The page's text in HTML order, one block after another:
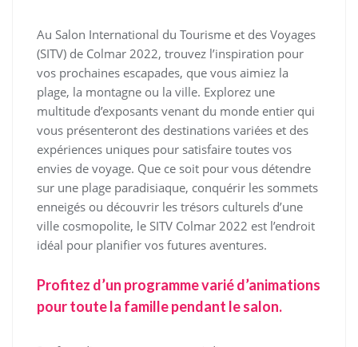
Au Salon International du Tourisme et des Voyages
(SITV) de Colmar 2022, trouvez l’inspiration pour
vos prochaines escapades, que vous aimiez la
plage, la montagne ou la ville. Explorez une
multitude d’exposants venant du monde entier qui
vous présenteront des destinations variées et des
expériences uniques pour satisfaire toutes vos
envies de voyage. Que ce soit pour vous détendre
sur une plage paradisiaque, conquérir les sommets
enneigés ou découvrir les trésors culturels d’une
ville cosmopolite, le SITV Colmar 2022 est l’endroit
idéal pour planifier vos futures aventures.
Profitez d’un programme varié d’animations
pour toute la famille pendant le salon.